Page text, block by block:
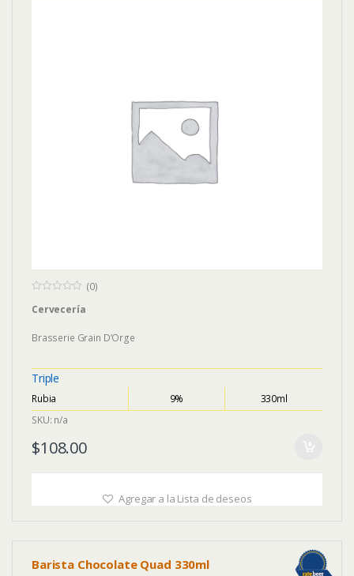
o
o
(0)
Cervecería
Brasserie Grain D’Orge
Triple
Rubia 9%
330ml
SKU: n/a
$108.00
Agregar a la Lista de deseos
Barista Chocolate Quad 330ml